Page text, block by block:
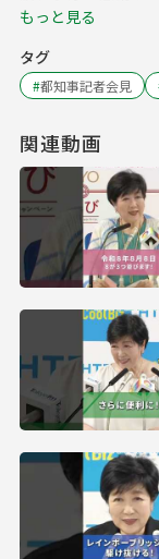
もっと見る
タグ
#都知事記者会見
関連動画